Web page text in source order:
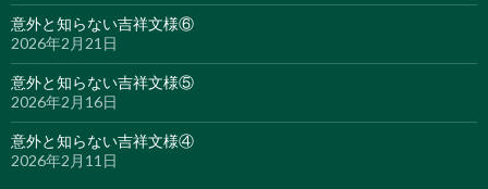
意外と知らない吉祥文様⑥
2026年2月21日
意外と知らない吉祥文様⑤
2026年2月16日
意外と知らない吉祥文様④
2026年2月11日